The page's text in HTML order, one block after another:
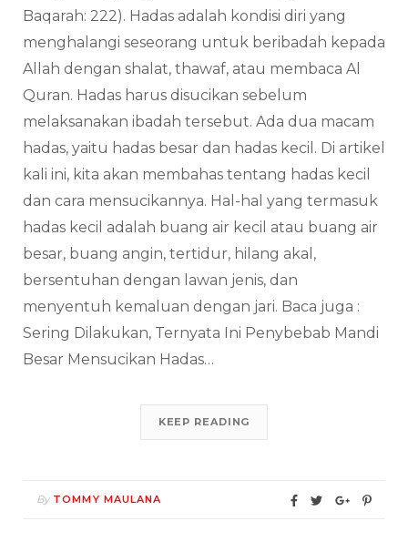
Baqarah: 222). Hadas adalah kondisi diri yang
menghalangi seseorang untuk beribadah kepada
Allah dengan shalat, thawaf, atau membaca Al
Quran. Hadas harus disucikan sebelum
melaksanakan ibadah tersebut. Ada dua macam
hadas, yaitu hadas besar dan hadas kecil. Di artikel
kali ini, kita akan membahas tentang hadas kecil
dan cara mensucikannya. Hal-hal yang termasuk
hadas kecil adalah buang air kecil atau buang air
besar, buang angin, tertidur, hilang akal,
bersentuhan dengan lawan jenis, dan
menyentuh kemaluan dengan jari. Baca juga :
Sering Dilakukan, Ternyata Ini Penybebab Mandi
Besar Mensucikan Hadas…
KEEP READING
By TOMMY MAULANA